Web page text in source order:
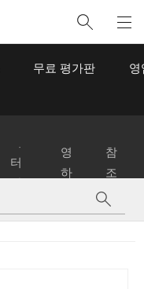
무료 평가판 영
터
관
영
하
참
조